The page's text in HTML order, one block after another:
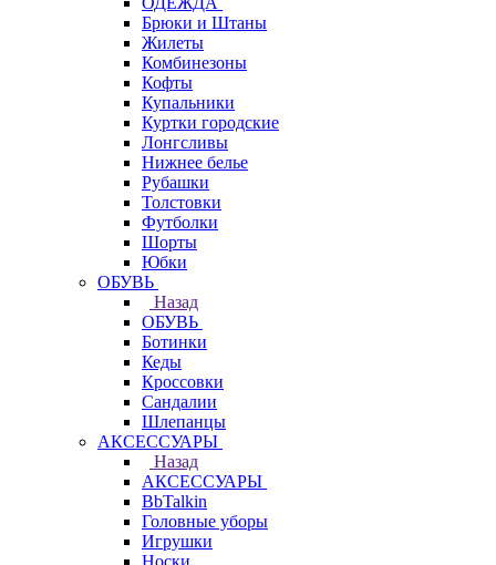
Брюки и Штаны
Жилеты
Комбинезоны
Кофты
Купальники
Куртки городские
Лонгсливы
Нижнее белье
Рубашки
Толстовки
Футболки
Шорты
Юбки
ОБУВЬ
Назад
ОБУВЬ
Ботинки
Кеды
Кроссовки
Сандалии
Шлепанцы
АКСЕССУАРЫ
Назад
АКСЕССУАРЫ
BbTalkin
Головные уборы
Игрушки
Носки